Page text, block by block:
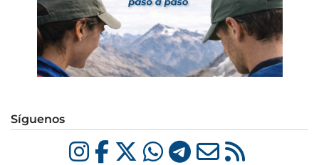
Síguenos